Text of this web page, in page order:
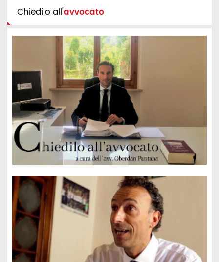
Chiedilo all'avvocato